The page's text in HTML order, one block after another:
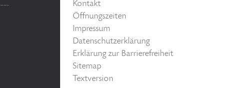
Kontakt
Öffnungszeiten
Impressum
Datenschutzerklärung
Erklärung zur Barrierefreiheit
Sitemap
Textversion